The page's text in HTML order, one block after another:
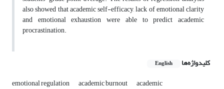
also showed that academic self-efficacy, lack of emotional clarity
and emotional exhaustion were able to predict academic
procrastination.
کلیدواژه‌ها English
emotional regulation academic burnout academic